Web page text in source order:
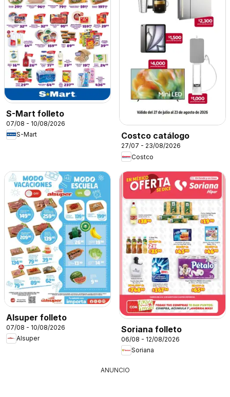
S-Mart folleto
07/08 - 10/08/2026
S-Mart
Costco catálogo
27/07 - 23/08/2026
Costco
Alsuper folleto
07/08 - 10/08/2026
Alsuper
Soriana folleto
06/08 - 12/08/2026
Soriana
ANUNCIO